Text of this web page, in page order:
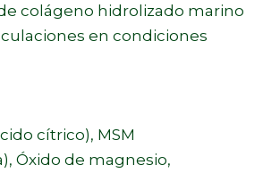
colágeno hidrolizado marino
en condiciones
cítrico), MSM
Óxido de magnesio,